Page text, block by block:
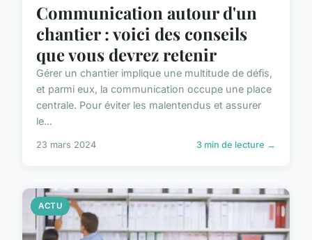
Communication autour d'un
chantier : voici des conseils
que vous devrez retenir
Gérer un chantier implique une multitude de défis,
et parmi eux, la communication occupe une place
centrale. Pour éviter les malentendus et assurer
le...
23 mars 2024 3 min de lecture →
ACTU